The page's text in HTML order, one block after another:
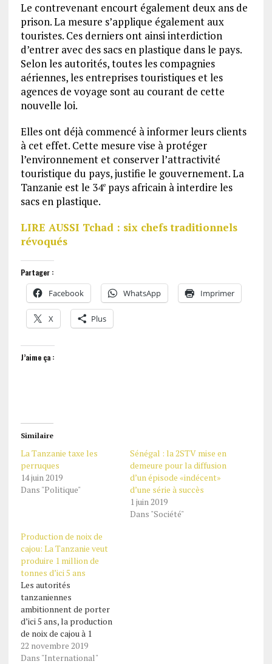
Le contrevenant encourt également deux ans de
prison. La mesure s’applique également aux
touristes. Ces derniers ont ainsi interdiction
d’entrer avec des sacs en plastique dans le pays.
Selon les autorités, toutes les compagnies
aériennes, les entreprises touristiques et les
agences de voyage sont au courant de cette
nouvelle loi.
Elles ont déjà commencé à informer leurs clients
à cet effet. Cette mesure vise à protéger
l’environnement et conserver l’attractivité
touristique du pays, justifie le gouvernement. La
Tanzanie est le 34epays africain à interdire les
sacs en plastique.
LIRE AUSSI Tchad : six chefs traditionnels
révoqués
Partager :
Facebook WhatsApp Imprimer
X Plus
J’aime ça :
Similaire
La Tanzanie taxe les
perruques
14 juin 2019
Dans "Politique"
Sénégal : la 2STV mise en
demeure pour la diffusion
d’un épisode «indécent»
d’une série à succès
1 juin 2019
Dans "Société"
Production de noix de
cajou: La Tanzanie veut
produire 1 million de
tonnes d’ici 5 ans
Les autorités
tanzaniennes
ambitionnent de porter
d’ici 5 ans, la production
de noix de cajou à 1
million de tonnes, soit
plus que le triple de la
22 novembre 2019
Dans "International"